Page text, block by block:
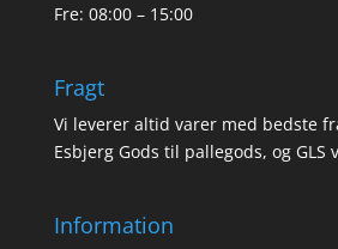
Fre: 08:00 – 15:00
Fragt
Vi leverer altid varer med bedste
Esbjerg Gods til pallegods, og GLS
Information